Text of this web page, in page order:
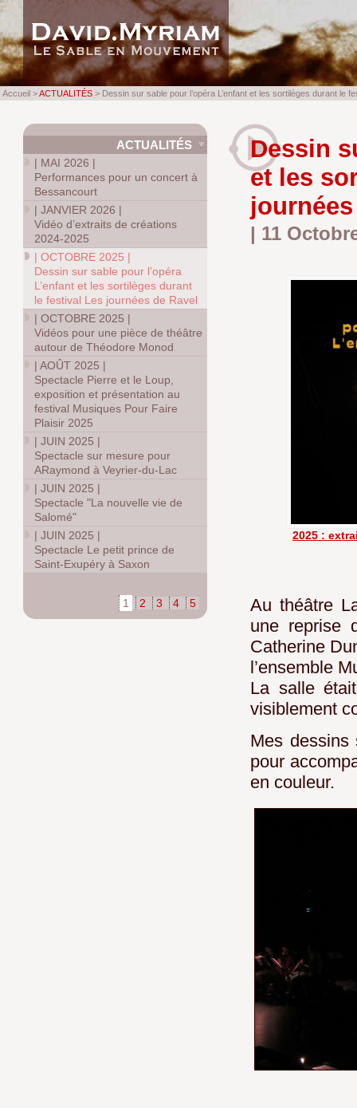
Dessin
et les
| 11
2025 :
Au théâtre
une reprise
Catherine
l’ensemble
La salle
visiblement
Mes dessins
pour
en couleur.
ACTUALITÉS
| MAI 2026 |
Performances pour un concert à
Bessancourt
|JANVIER 2026 |
Vidéo d’extraits de créations
2024-2025
|OCTOBRE 2025 |
Dessin sur sable pour l’opéra
L’enfant et les sortilèges durant
le festival Les journées de Ravel
|OCTOBRE 2025 |
Vidéos pour une pièce de théâtre
autour de Théodore Monod
|AOÛT 2025 |
Spectacle Pierre et le Loup,
exposition et présentation au
festival Musiques Pour Faire
Plaisir 2025
|JUIN 2025 |
Spectacle sur mesure pour
ARaymond à Veyrier-du-Lac
|JUIN 2025 |
Spectacle "La nouvelle vie de
Salomé"
|JUIN 2025 |
Spectacle Le petit prince de
Saint-Exupéry à Saxon
1 2 3 4 5
Accueil >ACTUALITÉS > Dessin sur sable pour l’opéra L’enfant et les sortilèges durant le